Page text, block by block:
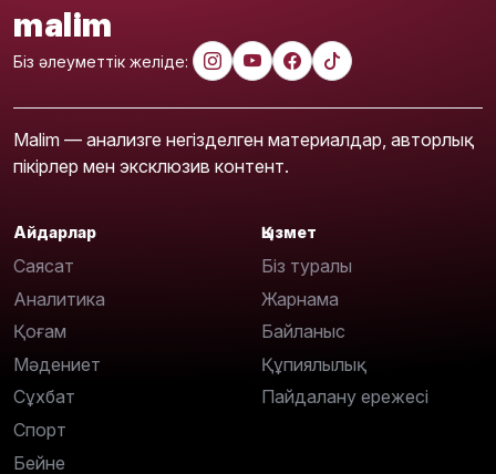
malim
Біз әлеуметтік желіде:
Malim — анализге негізделген материалдар, авторлық
пікірлер мен эксклюзив контент.
Айдарлар
Саясат
Аналитика
Қоғам
Мәдениет
Сұхбат
Спорт
Бейне
Қызмет
Біз туралы
Жарнама
Байланыс
Құпиялылық
Пайдалану ережесі